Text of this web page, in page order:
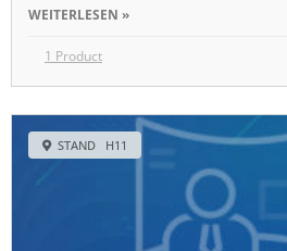
WEITERLESEN »
1 Product
STAND H11